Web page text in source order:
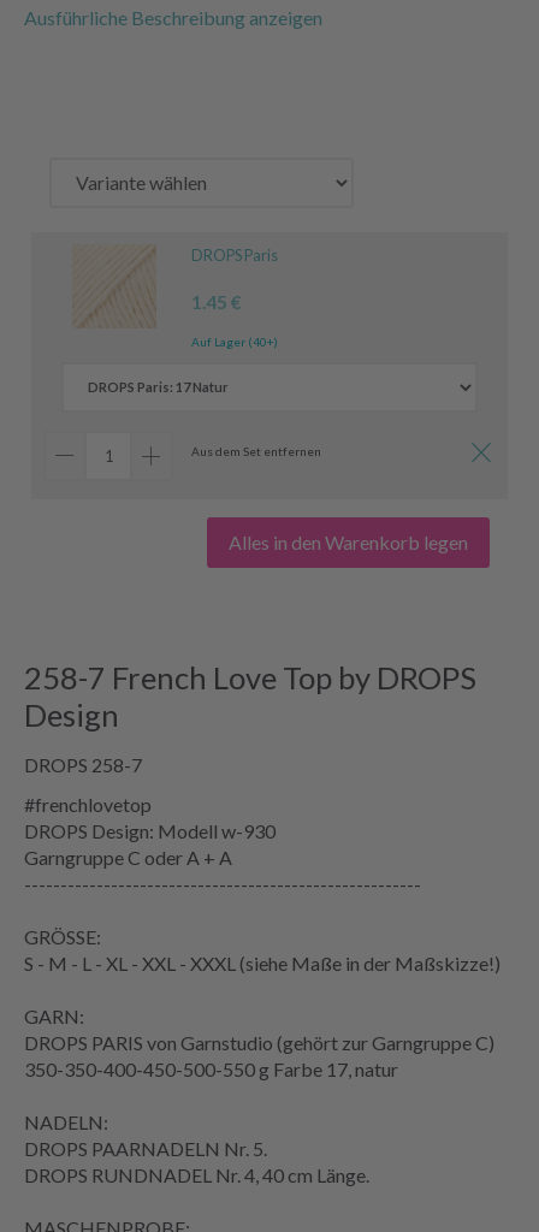
Ausführliche Beschreibung anzeigen
DROPS Paris
1.45 €
Auf Lager (40+)
Aus dem Set entfernen
Alles in den Warenkorb legen
258-7 French Love Top by DROPS
Design
DROPS 258-7
#frenchlovetop
DROPS Design: Modell w-930
Garngruppe C oder A + A
-------------------------------------------------------
GRÖSSE:
S - M - L - XL - XXL - XXXL (siehe Maße in der Maßskizze!)
GARN:
DROPS PARIS von Garnstudio (gehört zur Garngruppe C)
350-350-400-450-500-550 g Farbe 17, natur
NADELN:
DROPS PAARNADELN Nr. 5.
DROPS RUNDNADEL Nr. 4, 40 cm Länge.